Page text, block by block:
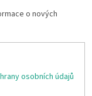
o nových
osobních údajů